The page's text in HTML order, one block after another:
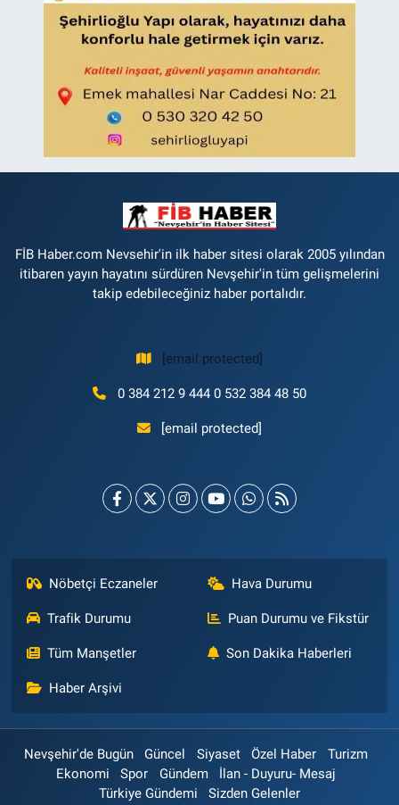
FİB Haber.com Nevsehir'in ilk haber sitesi olarak 2005 yılından
itibaren yayın hayatını sürdüren Nevşehir'in tüm gelişmelerini
takip edebileceğiniz haber portalıdır.
[email protected]
0 384 212 9 444 0 532 384 48 50
[email protected]
Nöbetçi Eczaneler Hava Durumu
Trafik Durumu Puan Durumu ve Fikstür
Tüm Manşetler Son Dakika Haberleri
Haber Arşivi
Nevşehir'de Bugün Güncel Siyaset Özel Haber
Turizm
Ekonomi
Spor Gündem
İlan - Duyuru- Mesaj
Türkiye Gündemi
Sizden Gelenler